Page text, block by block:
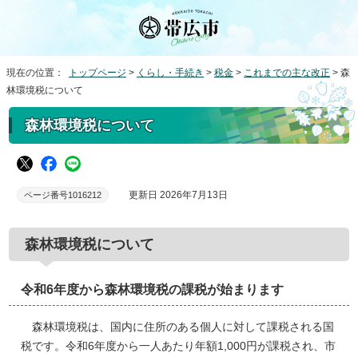
現在の位置： トップページ > くらし・手続き > 税金 > これまでの主な改正 > 森
林環境税について
森林環境税について
ページ番号1016212 更新日 2026年7月13日
森林環境税について
令和6年度から森林環境税の課税が始まります
森林環境税は、国内に住所のある個人に対して課税される国
税です。令和6年度から一人あたり年額1,000円が課税され、市